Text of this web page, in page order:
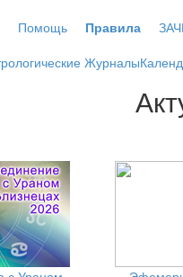
Помощь Правила
Журналы